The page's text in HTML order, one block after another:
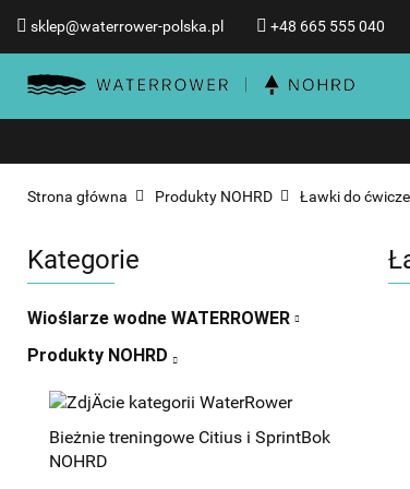
sklep@waterrower-polska.pl +48 665 555 040
Wioślarze wodne
Informacje o
Promocje %
Strona główna Produkty NOHRD Ławki do
Kategorie
Wioślarze wodne WATERROWER
Produkty NOHRD
Bieżnie treningowe Citius i SprintBok
NOHRD